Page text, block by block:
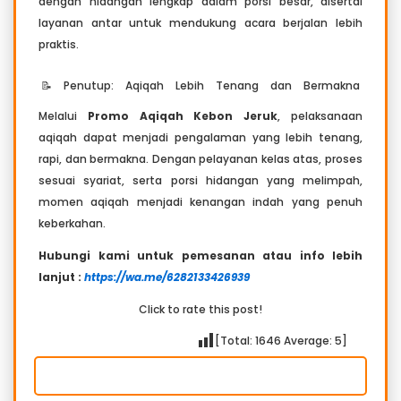
layanan antar untuk mendukung acara berjalan lebih
praktis.
📝 Penutup: Aqiqah Lebih Tenang dan Bermakna
Melalui Promo Aqiqah Kebon Jeruk, pelaksanaan
aqiqah dapat menjadi pengalaman yang lebih tenang,
rapi, dan bermakna. Dengan pelayanan kelas atas, proses
sesuai syariat, serta porsi hidangan yang melimpah,
momen aqiqah menjadi kenangan indah yang penuh
keberkahan.
Hubungi kami untuk pemesanan atau info lebih
lanjut : https://wa.me/6282133426939
Click to rate this post!
[Total: 1646 Average: 5]